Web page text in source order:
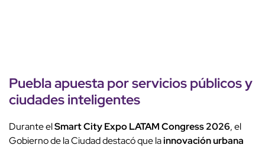
Puebla apuesta por servicios públicos y
ciudades inteligentes
Durante elSmart City Expo LATAM Congress 2026, el
Gobierno de la Ciudad destacó que lainnovación urbana